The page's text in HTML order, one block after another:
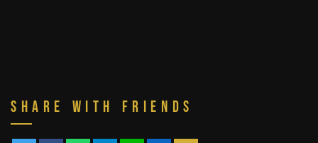
Share With Friends